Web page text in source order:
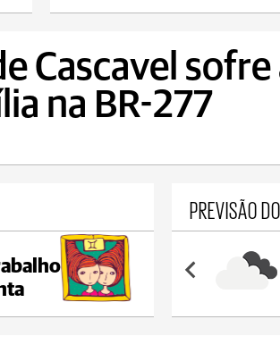
Cascavel
na BR-277
PREVISÃO
min 20°C